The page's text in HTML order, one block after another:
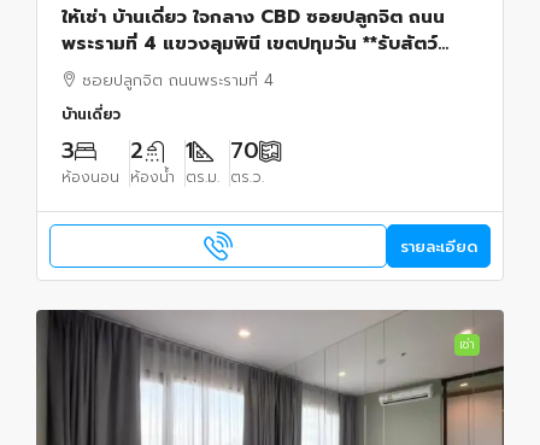
ให้เช่า บ้านเดี่ยว ใจกลาง CBD ซอยปลูกจิต ถนน
พระรามที่ 4 แขวงลุมพินี เขตปทุมวัน **รับสัตว์
เลี้ยงซอยปลูกจิต ถนนพระรามที่ 4
บ้านเดี่ยว
3
ห้องนอน
2
ห้องน้ำ
1
ตร.ม.
70
ตร.ว.
รายละเอียด
เช่า